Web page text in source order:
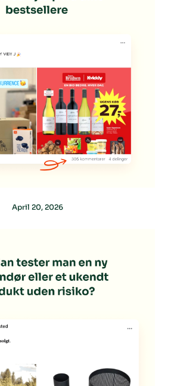
April 20, 2026